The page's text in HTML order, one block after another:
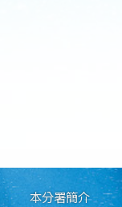
本分署簡介